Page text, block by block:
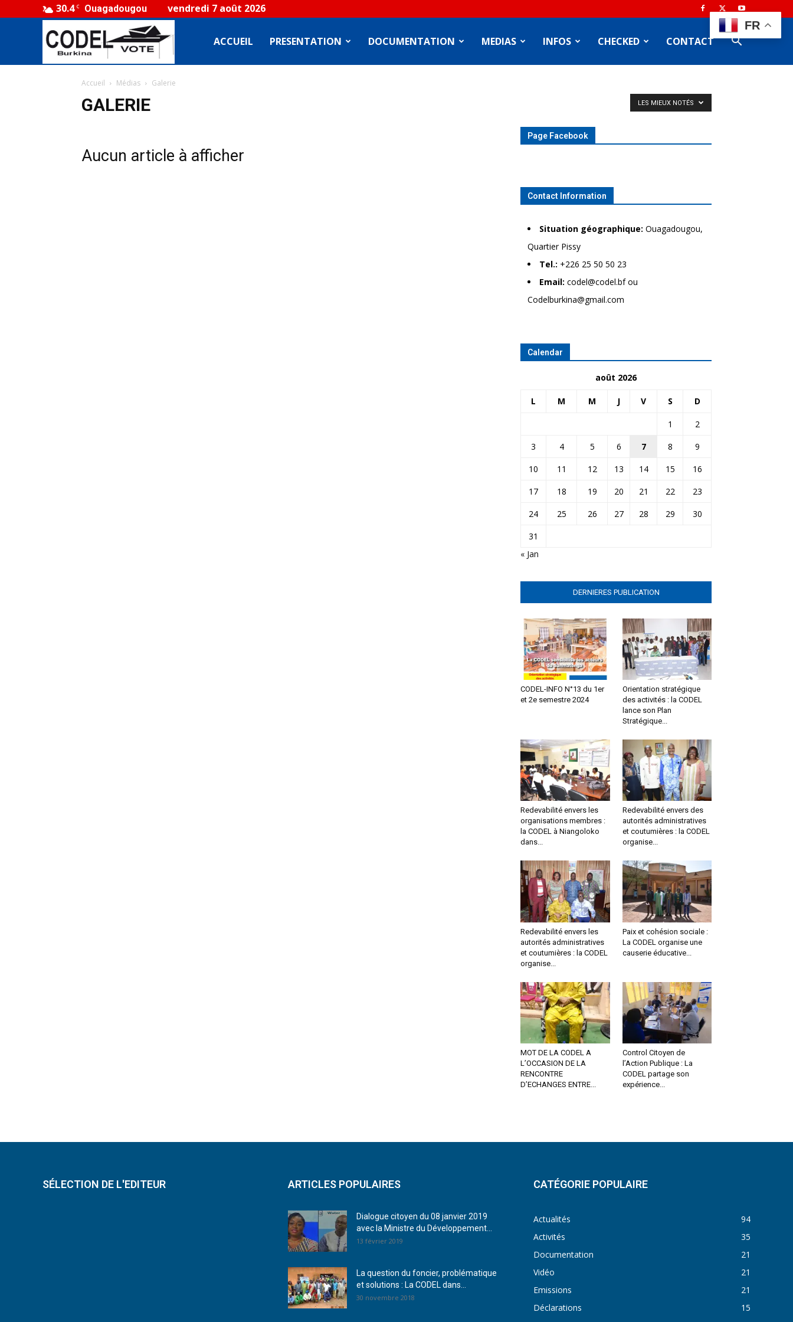
30.4 C Ouagadougou vendredi 7 août 2026
Burkina
ACCUEIL PRESENTATION DOCUMENTATION MEDIAS INFOS CHECKED CONTACT
Accueil Médias Galerie
GALERIE LES MIEUX NOTÉS
Aucun article à afficher
Page Facebook
Contact Information
Situation géographique: Ouagadougou,
Quartier Pissy
Tel.: +226 25 50 50 23
Email: codel@codel.bf ou
Codelburkina@gmail.com
Calendar
août 2026
L M M J V S D
1
2
3
4 5 6 7 8
9
10
11 12 13 14 15
16
17
18 19 20 21 22
23
24
25 26 27 28 29
30
31
« Jan
DERNIERES PUBLICATION
CODEL-INFO N°13 du 1er
et 2e semestre 2024
Orientation stratégique
des activités : la CODEL
lance son Plan
Stratégique...
Redevabilité envers les
organisations membres :
la CODEL à Niangoloko
dans...
Redevabilité envers des
autorités administratives
et coutumières : la CODEL
organise...
Redevabilité envers les
autorités administratives
et coutumières : la CODEL
organise...
Paix et cohésion sociale :
La CODEL organise une
causerie éducative...
MOT DE LA CODEL A
L’OCCASION DE LA
RENCONTRE
D’ECHANGES ENTRE...
Control Citoyen de
l’Action Publique : La
CODEL partage son
expérience...
SÉLECTION DE L'EDITEUR ARTICLES POPULAIRES
Dialogue citoyen du 08 janvier 2019
avec la Ministre du Développement...
13 février 2019
La question du foncier, problématique
et solutions : La CODEL dans...
30 novembre 2018
CATÉGORIE POPULAIRE
Actualités
94
Activités
35
Documentation
21
Vidéo
21
Emissions
21
Déclarations
15
FR